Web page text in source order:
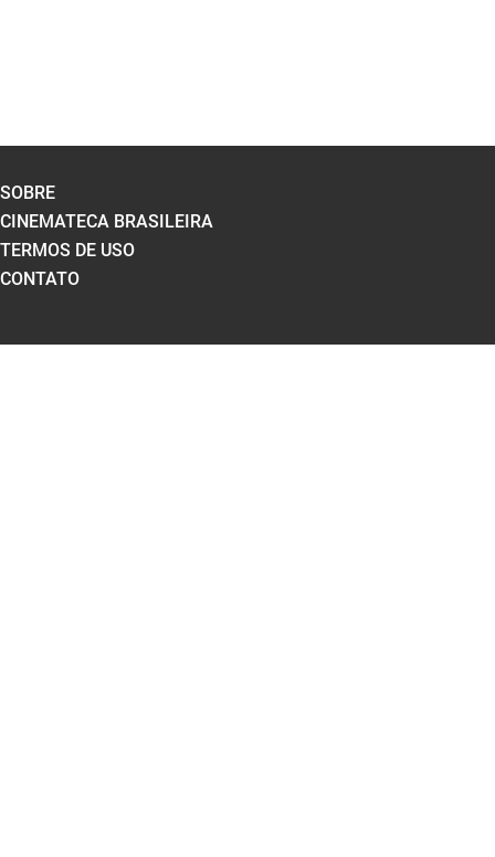
SOBRE
CINEMATECA BRASILEIRA
TERMOS DE USO
CONTATO